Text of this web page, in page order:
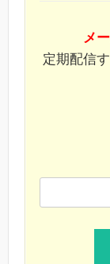
メ
定期配信